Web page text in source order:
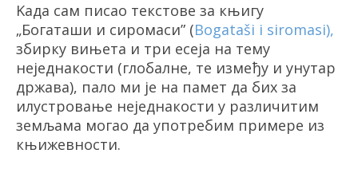
Kада сам писао текстове за књигу
„Богаташи и сиромаси” (Bogataši i siromasi),
збирку вињета и три есеја на тему
неједнакости (глобалне, те између и унутар
држава), пало ми је на памет да бих за
илустровање неједнакости у различитим
земљама могао да употребим примере из
књижевности.